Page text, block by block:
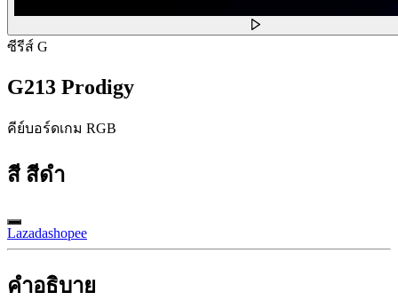
ซีรีส์ G
G213 Prodigy
คีย์บอร์ดเกม RGB
สี สีดำ
Lazadashopee
คำอธิบาย